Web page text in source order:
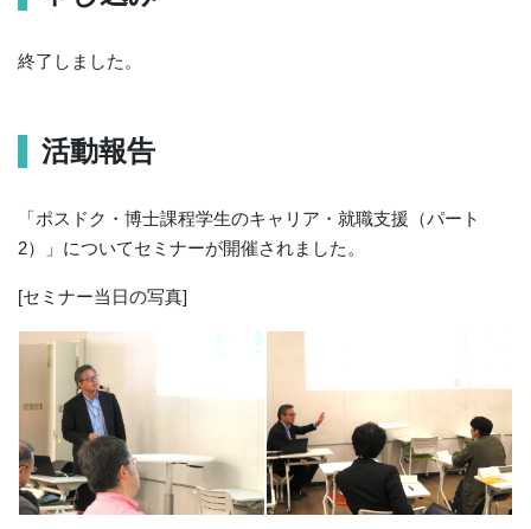
終了しました。
活動報告
「ポスドク・博士課程学生のキャリア・就職支援（パート
2）」についてセミナーが開催されました。
[セミナー当日の写真]